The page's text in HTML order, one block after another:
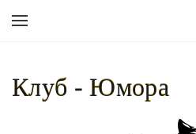
Клуб - Юмора